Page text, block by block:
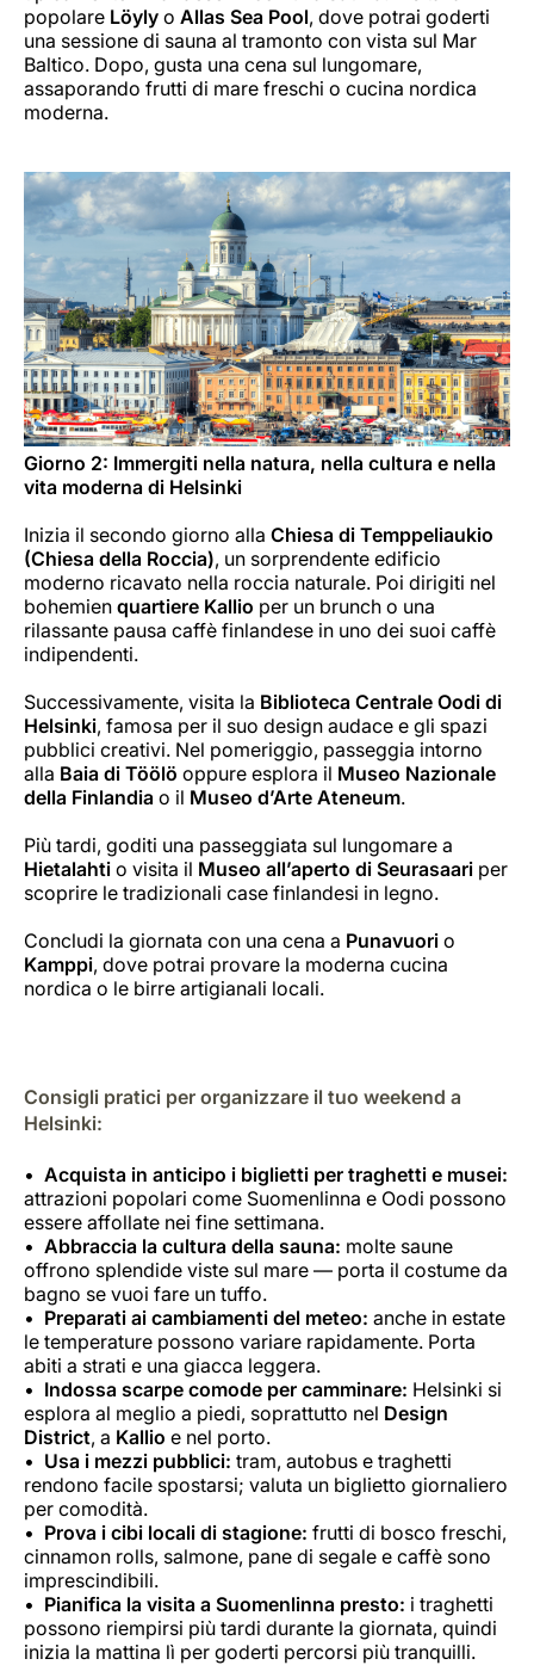
popolare Löyly o Allas Sea Pool, dove potrai goderti
una sessione di sauna al tramonto con vista sul Mar
Baltico. Dopo, gusta una cena sul lungomare,
assaporando frutti di mare freschi o cucina nordica
moderna.
Giorno 2: Immergiti nella natura, nella cultura e nella
vita moderna di Helsinki
Inizia il secondo giorno alla Chiesa di Temppeliaukio
(Chiesa della Roccia), un sorprendente edificio
moderno ricavato nella roccia naturale. Poi dirigiti nel
bohemien quartiere Kallio per un brunch o una
rilassante pausa caffè finlandese in uno dei suoi caffè
indipendenti.
Successivamente, visita la Biblioteca Centrale Oodi di
Helsinki, famosa per il suo design audace e gli spazi
pubblici creativi. Nel pomeriggio, passeggia intorno
alla Baia di Töölö oppure esplora il Museo Nazionale
della Finlandia o il Museo d’Arte Ateneum.
Più tardi, goditi una passeggiata sul lungomare a
Hietalahti o visita il Museo all’aperto di Seurasaari per
scoprire le tradizionali case finlandesi in legno.
Concludi la giornata con una cena a Punavuori o
Kamppi, dove potrai provare la moderna cucina
nordica o le birre artigianali locali.
Consigli pratici per organizzare il tuo weekend a
Helsinki:
Acquista in anticipo i biglietti per traghetti e musei:
attrazioni popolari come Suomenlinna e Oodi possono
essere affollate nei fine settimana.
Abbraccia la cultura della sauna: molte saune
offrono splendide viste sul mare — porta il costume da
bagno se vuoi fare un tuffo.
Preparati ai cambiamenti del meteo: anche in estate
le temperature possono variare rapidamente. Porta
abiti a strati e una giacca leggera.
Indossa scarpe comode per camminare: Helsinki si
esplora al meglio a piedi, soprattutto nel Design
District, a Kallio e nel porto.
Usa i mezzi pubblici: tram, autobus e traghetti
rendono facile spostarsi; valuta un biglietto giornaliero
per comodità.
Prova i cibi locali di stagione: frutti di bosco freschi,
cinnamon rolls, salmone, pane di segale e caffè sono
imprescindibili.
Pianifica la visita a Suomenlinna presto: i traghetti
possono riempirsi più tardi durante la giornata, quindi
inizia la mattina lì per goderti percorsi più tranquilli.